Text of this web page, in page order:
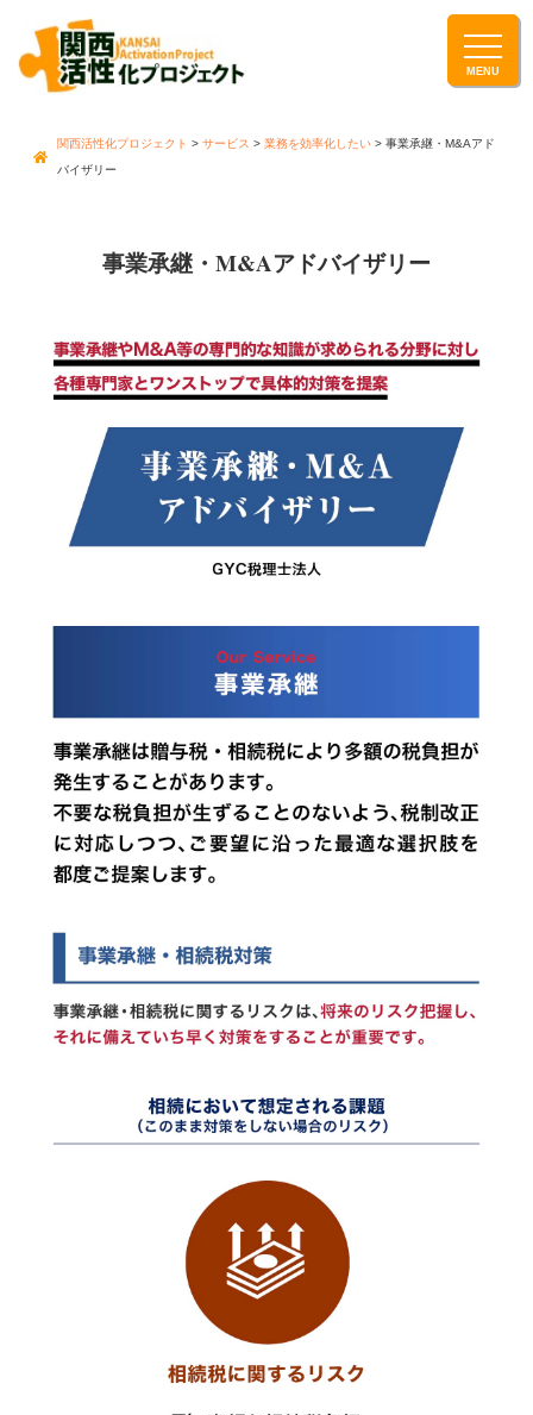
関西活性化プロジェクト > サービス > 業務を効率化したい > 事業承継・M&Aアド
バイザリー
事業承継・M&Aアドバイザリー